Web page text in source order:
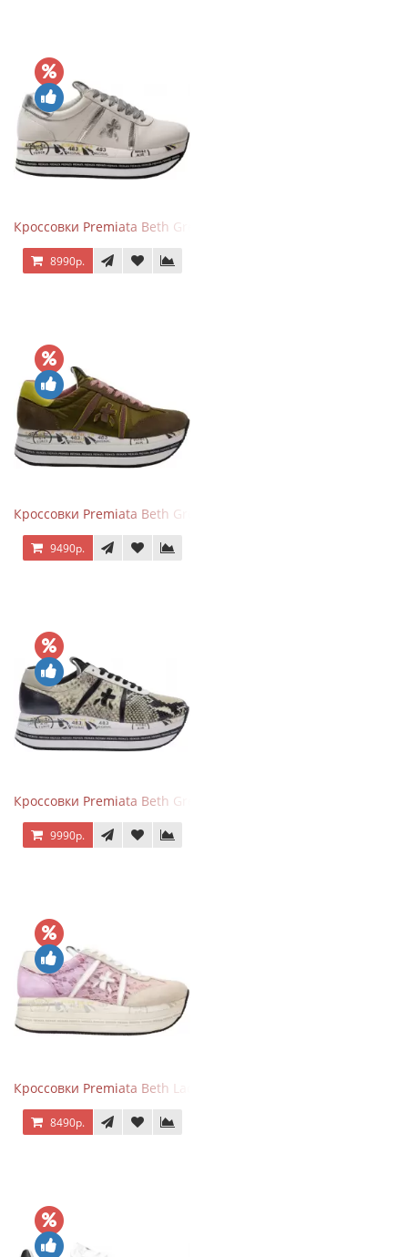
Кроссовки Premiata Beth Grey Silver
8990р.
Кроссовки Premiata Beth Green Pink
9490р.
Кроссовки Premiata Beth Grey Python
9990р.
Кроссовки Premiata Beth Lace Light Pink Sand
8490р.